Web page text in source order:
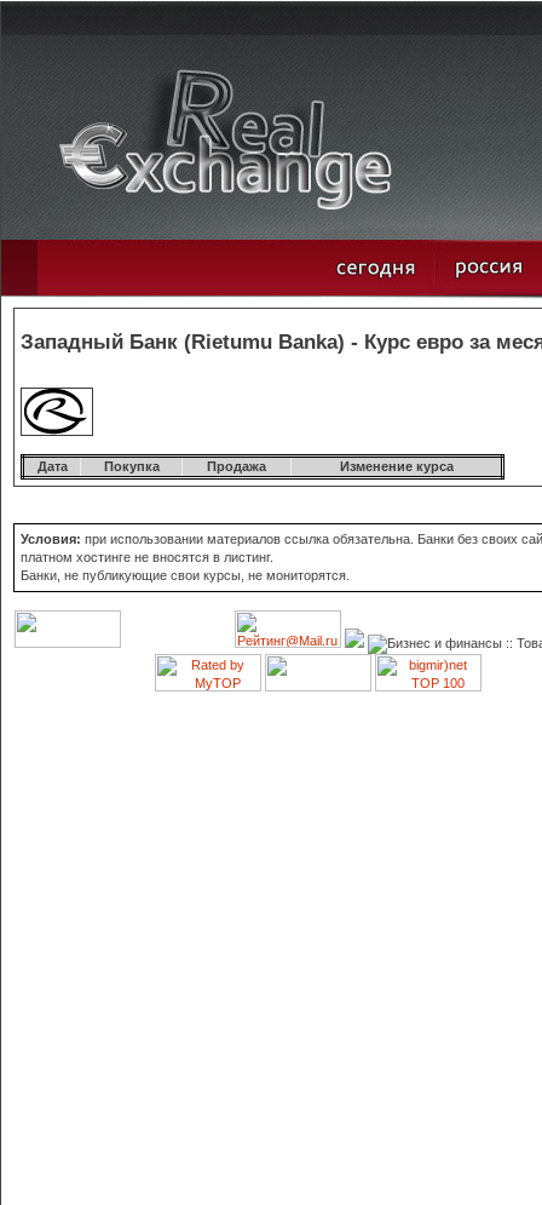
Западный Банк (Rietumu Banka) - Курс евро за
Дата Покупка Продажа Изменение курса
Условия: при использовании материалов ссылка обязательна. Банки без своих
платном хостинге не вносятся в листинг.
Банки, не публикующие свои курсы, не мониторятся.